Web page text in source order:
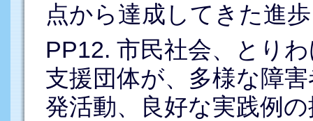
点から達成してきた進
PP12. 市民社会、とり
支援団体が、多様な障
発活動、良好な実践例